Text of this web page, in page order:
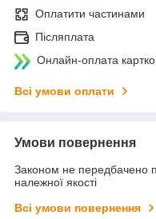
Оплатити частинами
Післяплата
Онлайн-оплата
Всі умови оплати
Умови повернення
Законом не передбачено
належної якості
Всі умови повернення